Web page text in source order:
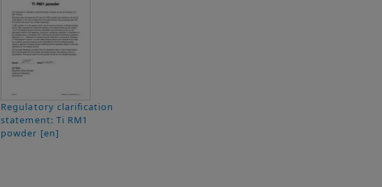
Regulatory clarification
statement: Ti RM1
powder [en]